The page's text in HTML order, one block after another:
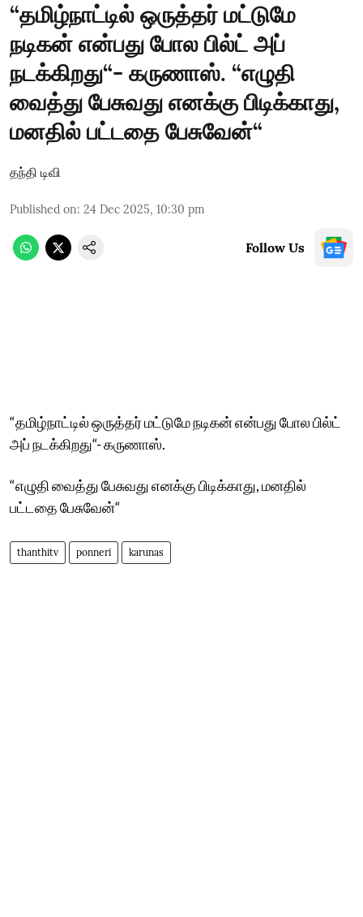
“தமிழ்நாட்டில் ஒருத்தர் மட்டுமே
நடிகன் என்பது போல பில்ட் அப்
நடக்கிறது“- கருணாஸ். “எழுதி
வைத்து பேசுவது எனக்கு பிடிக்காது,
மனதில் பட்டதை பேசுவேன்“
தந்தி டிவி
Published on: 24 Dec 2025, 10:30 pm
Follow Us
“தமிழ்நாட்டில் ஒருத்தர் மட்டுமே நடிகன் என்பது போல பில்ட்
அப் நடக்கிறது“- கருணாஸ்.
“எழுதி வைத்து பேசுவது எனக்கு பிடிக்காது, மனதில்
பட்டதை பேசுவேன்“
thanthitv ponneri karunas